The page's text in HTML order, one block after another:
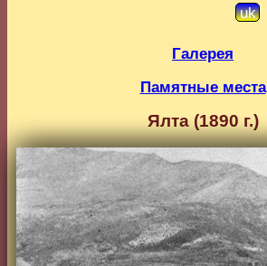
uk
Галерея
Памятные места
Ялта (1890 г.)